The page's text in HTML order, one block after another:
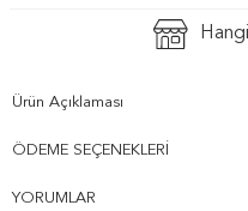
Ürün Açıklaması
ÖDEME SEÇENEKLERI
YORUMLAR